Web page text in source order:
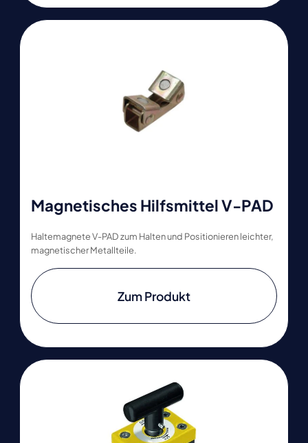
Magnetisches Hilfsmittel V-PAD
Haltemagnete V-PAD zum Halten und Positionieren leichter,
magnetischer Metallteile.
Zum Produkt